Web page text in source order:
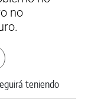
no